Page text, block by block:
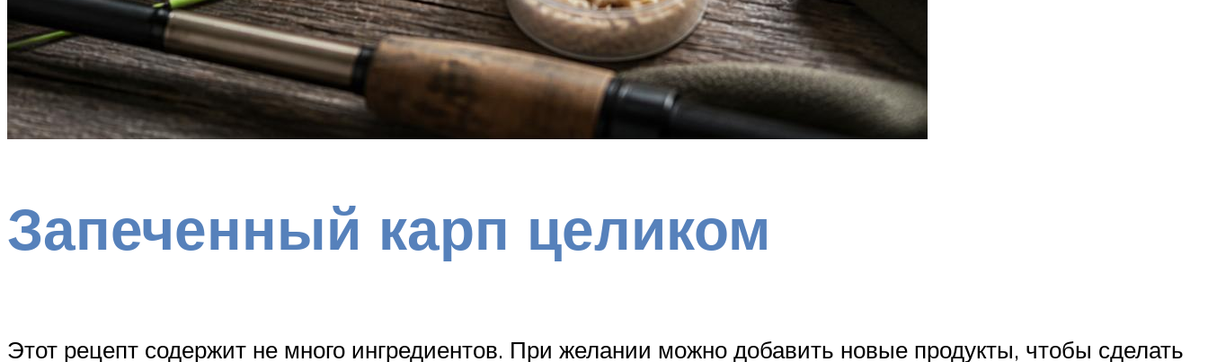
Запеченный карп целиком
Этот рецепт содержит не много ингредиентов. При желании можно добавить новые продукты, чтобы сделать